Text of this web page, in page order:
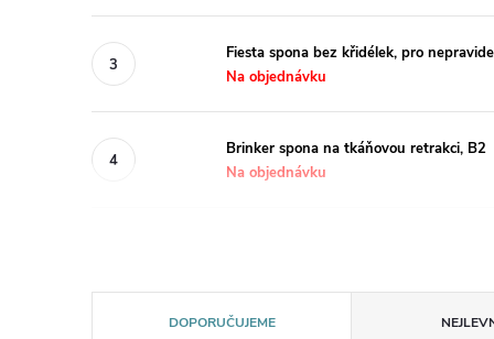
Fiesta spona bez křidélek, pro
Na objednávku
Brinker spona na tkáňovou retrakci, B2
Na objednávku
DOPORUČUJEME